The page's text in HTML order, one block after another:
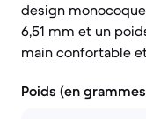
design
6,51 mm et un
main confortable
Poids (en